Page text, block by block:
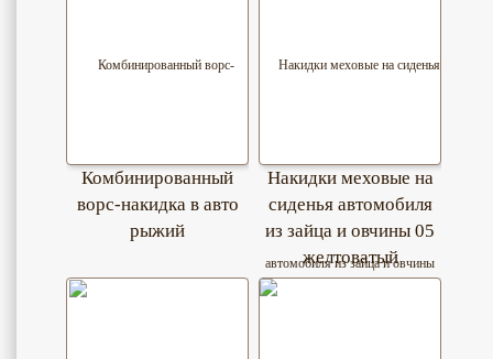
Комбинированный
ворс-накидка в авто
рыжий
Накидки меховые на
сиденья автомобиля
из зайца и овчины 05
желтоватый